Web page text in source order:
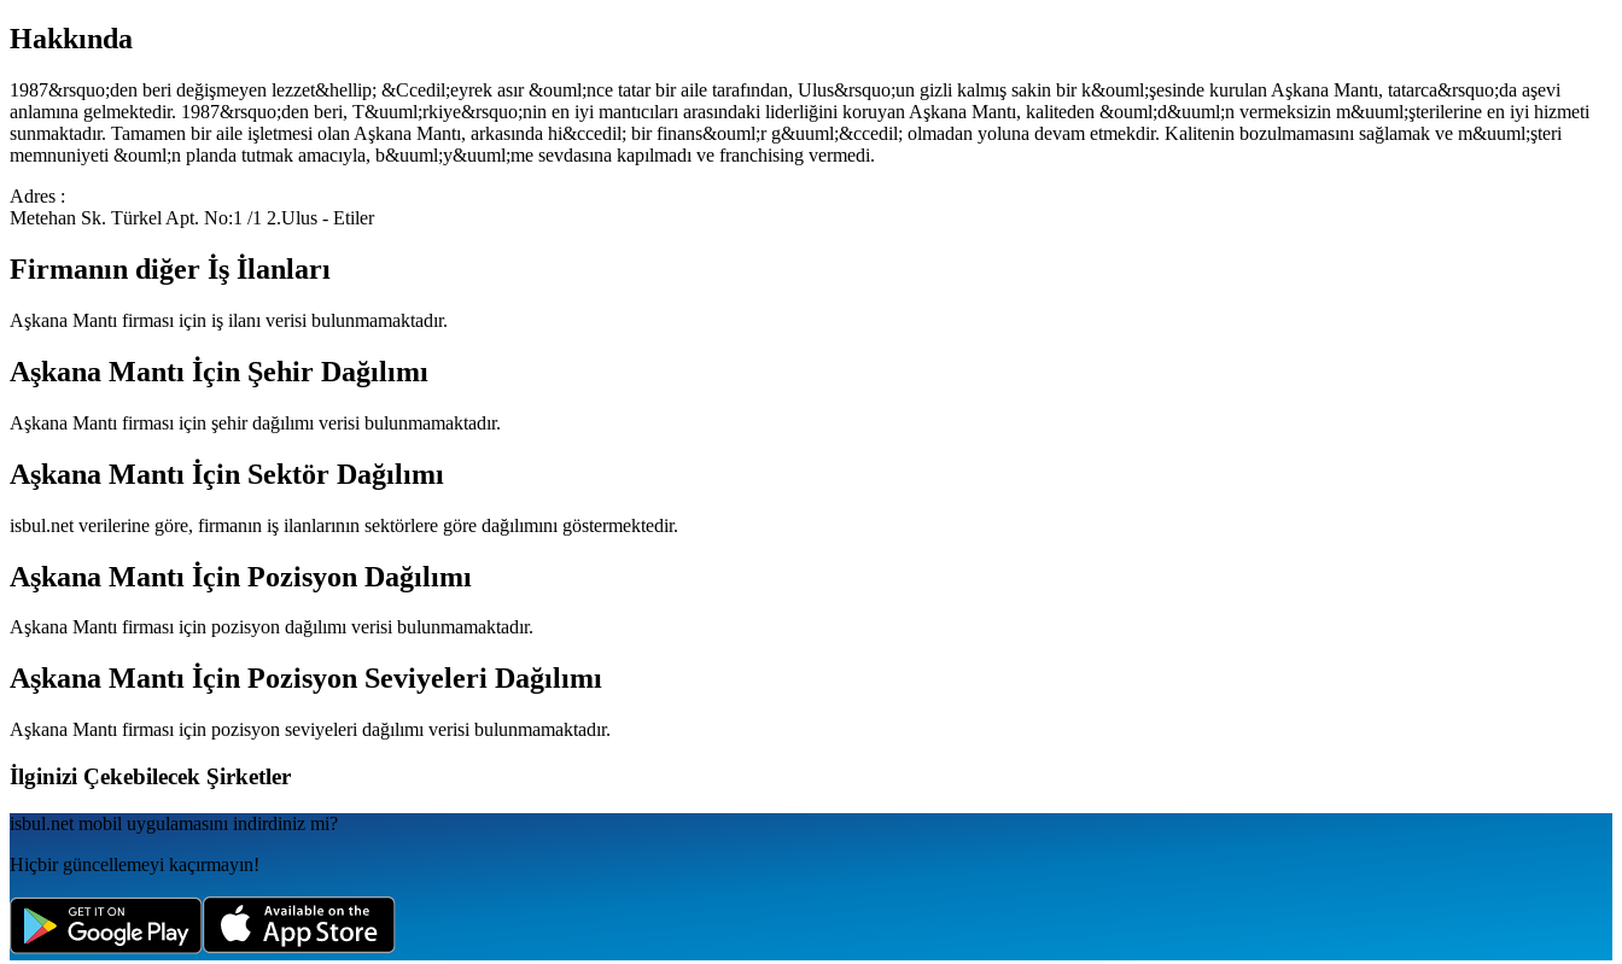
Hakkında
1987&rsquo;den beri değişmeyen lezzet&hellip; &Ccedil;eyrek asır &ouml;nce tatar bir aile tarafından, Ulus&rsquo;un gizli kalmış sakin bir k&ouml;şesinde kurulan Aşkana Mantı, tatarca&rsquo;da aşevi
anlamına gelmektedir. 1987&rsquo;den beri, T&uuml;rkiye&rsquo;nin en iyi mantıcıları arasındaki liderliğini koruyan Aşkana Mantı, kaliteden &ouml;d&uuml;n vermeksizin m&uuml;şterilerine en iyi hizmeti
sunmaktadır. Tamamen bir aile işletmesi olan Aşkana Mantı, arkasında hi&ccedil; bir finans&ouml;r g&uuml;&ccedil; olmadan yoluna devam etmekdir. Kalitenin bozulmamasını sağlamak ve m&uuml;şteri
memnuniyeti &ouml;n planda tutmak amacıyla, b&uuml;y&uuml;me sevdasına kapılmadı ve franchising vermedi.
Adres :
Metehan Sk. Türkel Apt. No:1 /1 2.Ulus - Etiler
Firmanın diğer İş İlanları
Aşkana Mantı firması için iş ilanı verisi bulunmamaktadır.
Aşkana Mantı İçin Şehir Dağılımı
Aşkana Mantı firması için şehir dağılımı verisi bulunmamaktadır.
Aşkana Mantı İçin Sektör Dağılımı
isbul.net verilerine göre, firmanın iş ilanlarının sektörlere göre dağılımını göstermektedir.
Aşkana Mantı İçin Pozisyon Dağılımı
Aşkana Mantı firması için pozisyon dağılımı verisi bulunmamaktadır.
Aşkana Mantı İçin Pozisyon Seviyeleri Dağılımı
Aşkana Mantı firması için pozisyon seviyeleri dağılımı verisi bulunmamaktadır.
İlginizi Çekebilecek Şirketler
isbul.net mobil uygulamаsını indirdiniz mi?
Hiçbir güncellemeyi kaçırmayın!